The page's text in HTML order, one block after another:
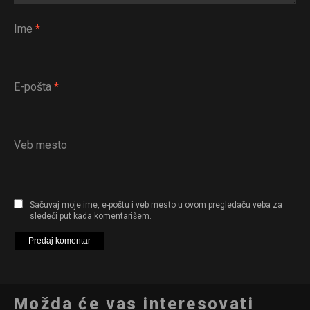
Ime *
E-pošta *
Veb mesto
Sačuvaj moje ime, e-poštu i veb mesto u ovom pregledaču veba za
sledeći put kada komentarišem.
Možda će vas interesovati